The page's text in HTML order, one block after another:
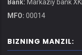
Bank: Markaziy bank
MFO: 00014
BIZNING MANZIL: